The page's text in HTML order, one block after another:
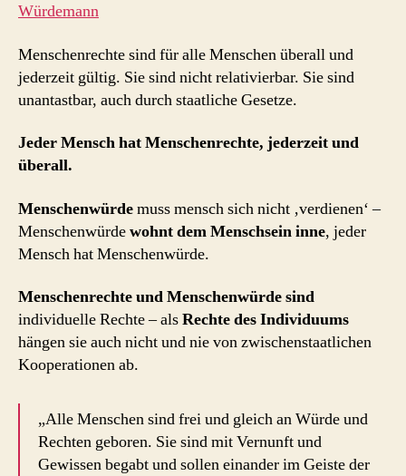
Würdemann
Menschenrechte sind für alle Menschen überall und
jederzeit gültig. Sie sind nicht relativierbar. Sie sind
unantastbar, auch durch staatliche Gesetze.
Jeder Mensch hat Menschenrechte, jederzeit und
überall.
Menschenwürdemuss mensch sich nicht ‚verdienen‘ –
Menschenwürdewohnt dem Menschsein inne, jeder
Mensch hat Menschenwürde.
Menschenrechte und Menschenwürde sind
individuelle Rechte – alsRechte des Individuums
hängen sie auch nicht und nie von zwischenstaatlichen
Kooperationen ab.
„Alle Menschen sind frei und gleich an Würde und
Rechten geboren. Sie sind mit Vernunft und
Gewissen begabt und sollen einander im Geiste der